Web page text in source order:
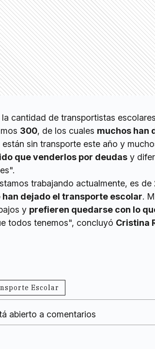
cantidad de transportistas
300, de los cuales muchos han
sin transporte este año y
que venderlos por deudas y
trabajando actualmente, es de
han dejado el transporte escolar.
y prefieren quedarse con lo
todos tenemos", concluyó Cristina
Escolar
abierto a comentarios